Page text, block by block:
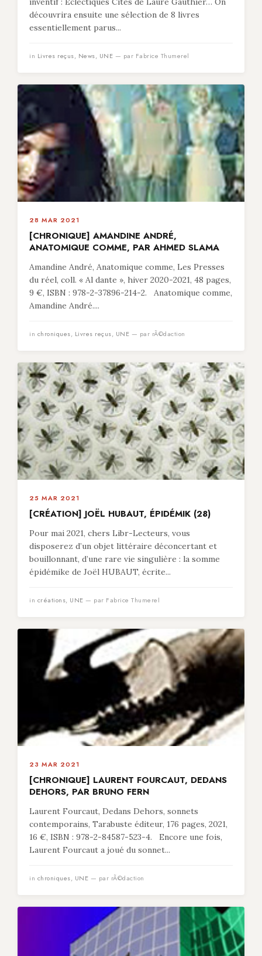
découvrira ensuite une sélection de 8 livres
essentiellement parus...
in Livres reçus, News, UNE — par Fabrice Thumerel
28 MAR 2021
[CHRONIQUE] AMANDINE ANDRÉ,
ANATOMIQUE COMME, PAR AHMED SLAMA
Amandine André, Anatomique comme, Les Presses
du réel, coll. « Al dante », hiver 2020-2021, 48 pages,
9 €, ISBN : 978-2-37896-214-2. Anatomique comme,
Amandine André....
in chroniques, Livres reçus, UNE — par rÃ©daction
25 MAR 2021
[CRÉATION] JOËL HUBAUT, ÉPIDÉMIK (28)
Pour mai 2021, chers Libr-Lecteurs, vous
disposerez d’un objet littéraire déconcertant et
bouillonnant, d’une rare vie singulière : la somme
épidémike de Joël HUBAUT, écrite...
in créations, UNE — par Fabrice Thumerel
23 MAR 2021
[CHRONIQUE] LAURENT FOURCAUT, DEDANS
DEHORS, PAR BRUNO FERN
Laurent Fourcaut, Dedans Dehors, sonnets
contemporains, Tarabuste éditeur, 176 pages, 2021,
16 €, ISBN : 978-2-84587-523-4. Encore une fois,
Laurent Fourcaut a joué du sonnet...
in chroniques, UNE — par rÃ©daction